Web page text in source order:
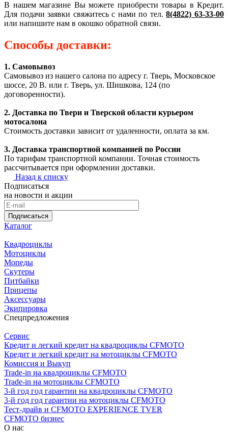
В нашем магазине Вы можете приобрести товары в Кредит.
Для подачи заявки свяжитесь с нами по тел.8(4822) 63-33-00
или напишите нам в окошко обратной связи.
Способы доставки:
1. Самовывоз
Самовывоз из нашего салона по адресу г. Тверь, Московское
шоссе, 20 В. или г. Тверь, ул. Шишкова, 124 (по
договоренности).
2. Доставка по Твери и Тверской области курьером
мотосалона
Стоимость доставки зависит от удаленности, оплата за км.
3. Доставка транспортной компанией по России
По тарифам транспортной компании. Точная стоимость
рассчитывается при оформлении доставки.
Назад к списку
Подписаться
на новости и акции
Подписаться
Каталог
Квадроциклы
Мотоциклы
Мопеды
Скутеры
Питбайки
Прицепы
Аксессуары
Экипировка
Спецпредложения
Сервис
Кредит и легкий кредит на квадроциклы CFMOTO
Кредит и легкий кредит на мотоциклы CFMOTO
Комиссия и Выкуп
Trade-in на квадроциклы CFMOTO
Trade-in на мотоциклы CFMOTO
3-й год год гарантии на квадроциклы CFMOTO
3-й год год гарантии на мотоциклы CFMOTO
Тест-драйв и CFMOTO EXPERIENCE TVER
CFMOTO бизнес
О нас